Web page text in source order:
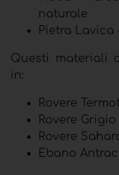
naturale
Pietra
Questi materiali
in:
Rovere
Rovere
Rovere
Ebano